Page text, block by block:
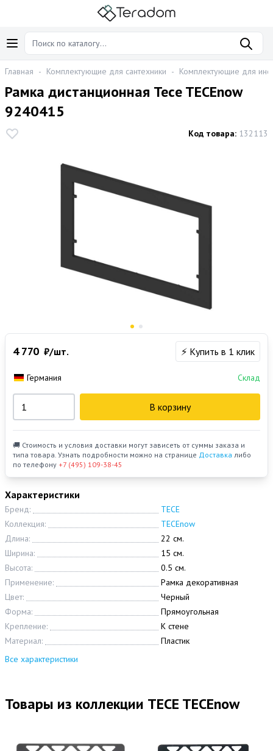
Главная - Комплектующие для сантехники - Комплектующие для
Рамка дистанционная Tece TECEnow
9240415
Код товара: 132113
Характеристики
Бренд:
TECE
Коллекция:
TECEnow
Длина:
22 см.
Ширина:
15 см.
Высота:
0.5 см.
Применение:
Рамка декоративная
Цвет:
Черный
Форма:
Прямоугольная
Крепление:
К стене
Материал:
Пластик
Все характеристики
4 770 ₽/шт. ⚡ Купить в 1 клик
Германия Склад
В корзину
🚚 Стоимость и условия доставки могут зависеть от суммы заказа и
типа товара. Узнать подробности можно на странице Доставка либо
по телефону +7 (495) 109-38-45
Товары из коллекции TECE TECEnow